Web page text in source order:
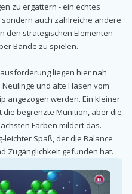
zu ergattern - ein echtes
sondern auch zahlreiche andere
den strategischen Elementen
Bande zu spielen.
liegen hier nah
und alte Hasen vom
angezogen werden. Ein kleiner
die begrenzte Munition, aber die
Farben mildert das.
leichter Spaß, der die Balance
Zugänglichkeit gefunden hat.